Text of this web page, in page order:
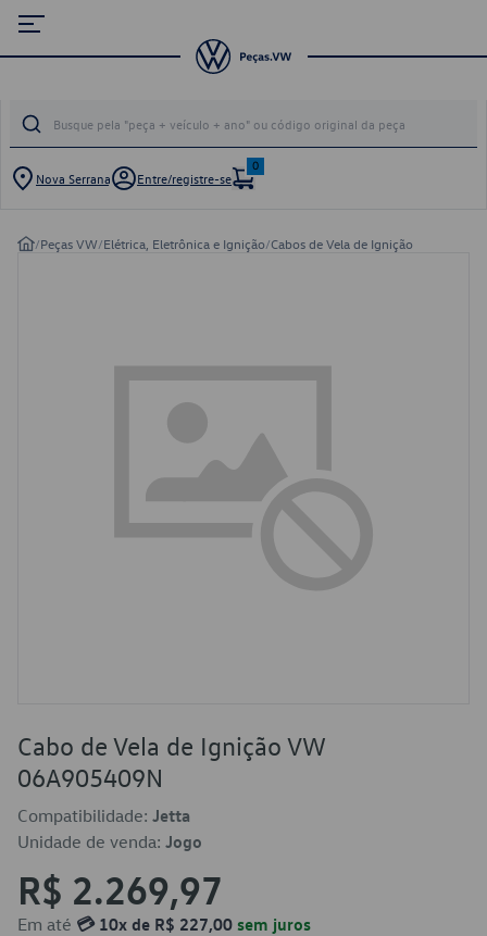
Nova Serrana Entre/registre-se
0
/Peças VW/Elétrica, Eletrônica e Ignição/Cabos de Vela de Ignição
Cabo de Vela de Ignição VW
06A905409N
Compatibilidade: Jetta
Unidade de venda: Jogo
R$ 2.269,97
Em até 💳 10x de R$ 227,00 sem juros